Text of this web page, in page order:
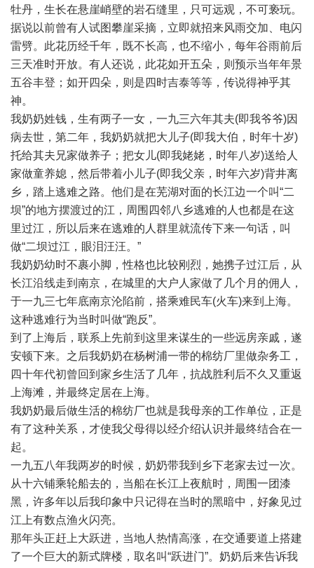
牡丹，生长在悬崖峭壁的岩石缝里，只可远观，不可亵玩。
据说以前曾有人试图攀崖采摘，立即就招来风雨交加、电闪
雷劈。此花历经千年，既不长高，也不缩小，每年谷雨前后
三天准时开放。有人还说，此花如开五朵，则预示当年年景
五谷丰登；如开四朵，则是四时吉泰等等，传说得神乎其
神。
我奶奶姓钱，生有两子一女，一九三六年其夫(即我爷爷)因
病去世，第二年，我奶奶就把大儿子(即我大伯，时年十岁)
托给其夫兄家做养子；把女儿(即我姥姥，时年八岁)送给人
家做童养媳，然后带着小儿子(即我父亲，时年六岁)背井离
乡，踏上逃难之路。他们是在芜湖对面的长江边一个叫“二
坝”的地方摆渡过的江，周围四邻八乡逃难的人也都是在这
里过江，所以后来在逃难的人群里就流传下来一句话，叫
做“二坝过江，眼泪汪汪。”
我奶奶幼时不裹小脚，性格也比较刚烈，她携子过江后，从
长江沿线走到南京，在城里的大户人家做了几个月的佣人，
于一九三七年底南京沦陷前，搭乘难民车(火车)来到上海。
这种逃难行为当时叫做“跑反”。
到了上海后，联系上先前到这里来谋生的一些远房亲戚，遂
安顿下来。之后我奶奶在杨树浦一带的棉纺厂里做杂务工，
四十年代初曾回到家乡生活了几年，抗战胜利后不久又重返
上海滩，并最终定居在上海。
我奶奶最后做生活的棉纺厂也就是我母亲的工作单位，正是
有了这种关系，才使我父母得以经介绍认识并最终结合在一
起。
一九五八年我两岁的时候，奶奶带我到乡下老家去过一次。
从十六铺乘轮船去的，当船在长江上夜航时，周围一团漆
黑，许多年以后我印象中只记得在当时的黑暗中，好象见过
江上有数点渔火闪亮。
那年头正赶上大跃进，当地人热情高涨，在交通要道上搭建
了一个巨大的新式牌楼，取名叫“跃进门”。奶奶后来告诉我